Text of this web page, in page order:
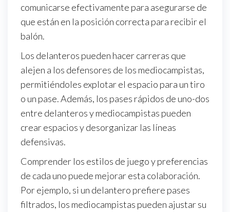
comunicarse efectivamente para asegurarse de
que están en la posición correcta para recibir el
balón.
Los delanteros pueden hacer carreras que
alejen a los defensores de los mediocampistas,
permitiéndoles explotar el espacio para un tiro
o un pase. Además, los pases rápidos de uno-dos
entre delanteros y mediocampistas pueden
crear espacios y desorganizar las líneas
defensivas.
Comprender los estilos de juego y preferencias
de cada uno puede mejorar esta colaboración.
Por ejemplo, si un delantero prefiere pases
filtrados, los mediocampistas pueden ajustar su